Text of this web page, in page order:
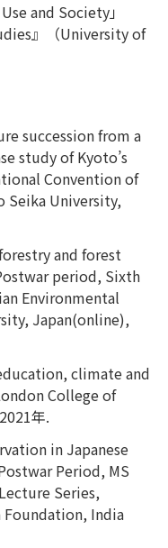
and Society」
』（University of
succession from a
study of Kyoto’s
Convention of
Seika University,
and forest
period, Sixth
Environmental
Japan(online),
climate and
College of
年.
in Japanese
Period, MS
Series,
Foundation, India